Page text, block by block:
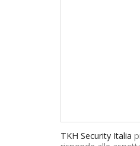
TKH Security Italia